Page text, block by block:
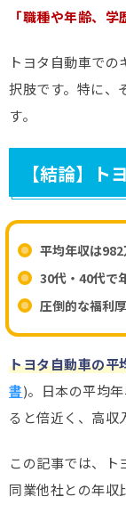
「職種や年齢、学
トヨタ自動車で
択肢です。特に、
す。
【結論】ト
平均年収は
30代・40代で
圧倒的な福利
トヨタ自動車の平
書)。日本の平均
ると倍近く、高収
この記事では、ト
同業他社との年収